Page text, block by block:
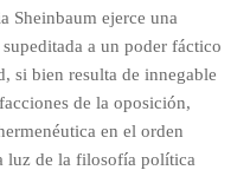
Sheinbaum ejerce una
a un poder fáctico
si bien resulta de innegable
de la oposición,
en el orden
luz de la filosofía política